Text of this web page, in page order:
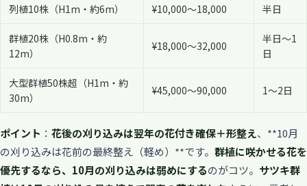
列植10株（H1m・約6m） ¥10,000〜18,000 半日
群植20株（H0.8m・約
12m）
¥18,000〜32,000
半日〜1
日
大型群植50株超（H1m・約
30m）
¥45,000〜90,000 1〜2日
ポイント ： 花後の刈り込みは翌年の花付き確保＋形整え、**10月
の刈り込みは花前の最終整え（軽め）**です。 群植に咲かせる花を
優先するなら、10月の刈り込みは弱めにするのがコツ。 サツキ群